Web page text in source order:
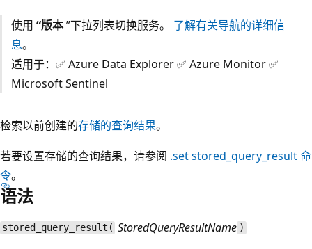
使用 “版本”下拉列表切换服务。 了解有关导航的详细信
息。
适用于：✅ Azure Data Explorer ✅ Azure Monitor ✅
Microsoft Sentinel
检索以前创建的存储的查询结果。
若要设置存储的查询结果，请参阅 .set stored_query_result 命
令。
语法
stored_query_result( StoredQueryResultName )